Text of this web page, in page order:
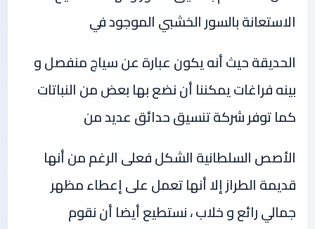
الاستعانة بالسور الخشبي الموجود في
الحديقة حيث أنه يكون عبارة عن سياج منفصل و
بينه فراغات يمكننا أن نضع بها بعض من النباتات
كما توفر شركة تنسيق حدائق عديد من
الأصص السلطانية الشكل فعلى الرغم من أنها
قديمة الطراز إلا أنها تعمل على إعطاء مظهر
جمالي رائع و خلاب ، نستطيع أيضا أن نقوم